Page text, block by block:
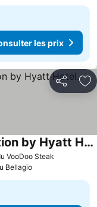
les prix
Partager
VooDoo Steak
Rio Hotel & Casino, a Destination by Hyatt Hotel.
Bellagio